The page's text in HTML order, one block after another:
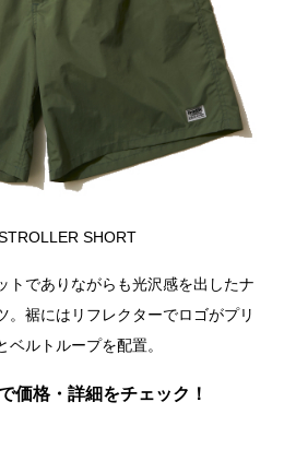
SHORT
トでありながらも光沢感を出したナ
。裾にはリフレクターでロゴがプリ
ルトループを配置。
価格・詳細をチェック！